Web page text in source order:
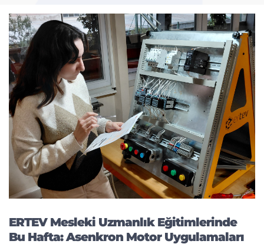
ERTEV Mesleki Uzmanlık Eğitimlerinde
Bu Hafta: Asenkron Motor Uygulamaları